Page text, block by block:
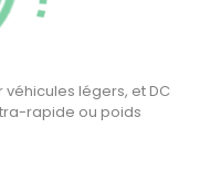
véhicules légers, et DC
rapide ou poids